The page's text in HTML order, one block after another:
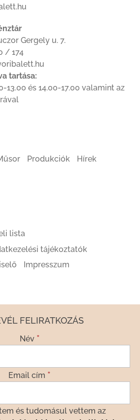
Gergely u. 7.
/ 174
tartása:
13.00 és 14.00-17.00 valamint az
Produkciók
Hírek
lista
tájékoztatók
Impresszum
FELIRATKOZÁS
Név *
Email cím *
és tudomásul vettem az